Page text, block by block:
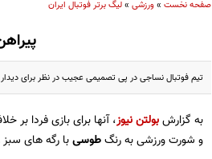
صفحه نخست»ورزشی»لیگ برتر فوتبال ایران
تیم فوتبال نساجی در پی تصمیمی عجیب در نظر برای
به گزارشبولتن نیوز، آنها برای بازی فردا بر
و شورت ورزشی به رنگطوسیبا رگه های سبز